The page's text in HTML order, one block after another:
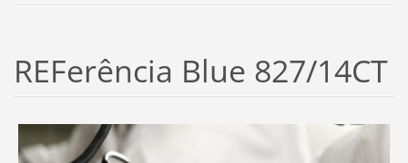
REFerência Blue 827/14CT